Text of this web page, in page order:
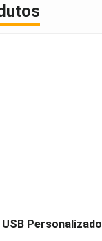
Personalizado